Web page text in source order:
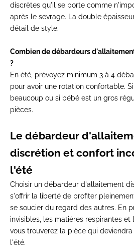
discrètes qu'il se porte comme
après le sevrage. La double
détail de style.
Combien de débardeurs
?
En été, prévoyez minimum 3 à 4
pour avoir une rotation confortable.
beaucoup ou si bébé est un gros
pièces.
Le débardeur
discrétion et confort
l'été
Choisir un débardeur d'allaitement
s'offrir la liberté de profiter
se soucier du regard des autres. En
invisibles, les matières respirantes et
vous trouverez la pièce qui
l'été.